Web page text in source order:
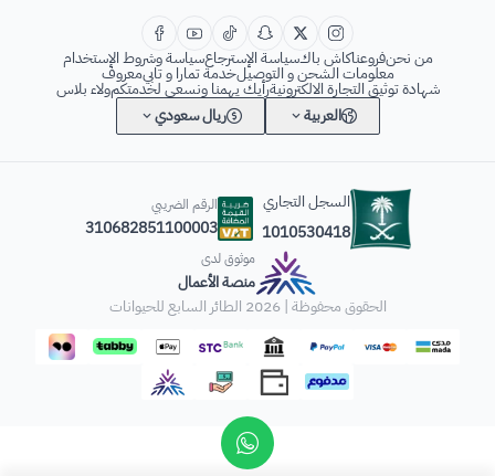
من نحنفروعناكاش باكسياسة الإسترجاعسياسة وشروط الإستخدام
معلومات الشحن و التوصيلخدمة تمارا و تابيمعروف
شهادة توثيق التجارة الالكترونيةرأيك يهمنا ونسعى لخدمتكمولاء بلاس
العربية
ريال سعودي
السجل التجاري
1010530418
الرقم الضريبي
310682851100003
موثوق لدى
منصة الأعمال
الحقوق محفوظة | 2026
الطائر السابع للحيوانات